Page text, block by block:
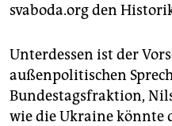
svaboda.org den
Unterdessen ist der
außenpolitischen
Bundestagsfraktion,
wie die Ukraine könnte